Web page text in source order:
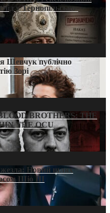
у Тернопільсько-
Шевчук публічно
Зорі
BROTHERS: THE
THE OCU
жезла: Новий шлях
Шіо III